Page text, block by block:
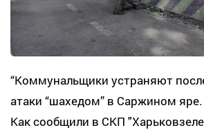
“Коммунальщики устраняют
атаки “шахедом” в Саржином яре.
Как сообщили в СКП